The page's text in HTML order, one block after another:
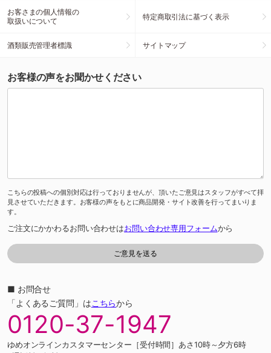
お客さまの個人情報の
取扱いについて
特定商取引法に基づく表示
酒類販売管理者標識 サイトマップ
お客様の声をお聞かせください
こちらの投稿への個別対応は行っておりませんが、頂いたご意見はスタッフがすべて拝
見させていただきます。お客様の声をもとに商品開発・サイト改善を行ってまいりま
す。
ご注文にかかわるお問い合わせはお問い合わせ専用フォームから
■ お問合せ
「よくあるご質問」はこちらから
0120-37-1947
ゆめオンラインカスタマーセンター［受付時間］あさ10時～夕方6時